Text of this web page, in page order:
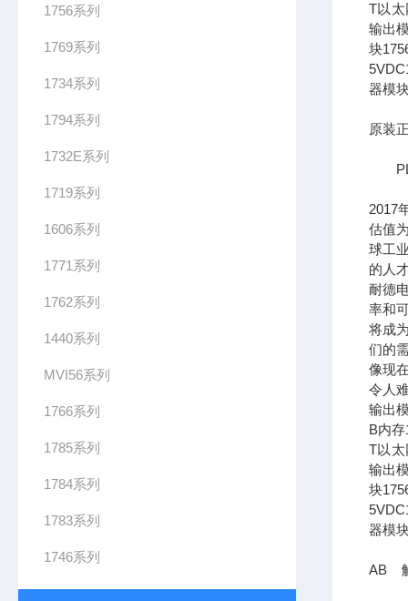
1756系列
1769系列
1734系列
1794系列
1732E系列
1719系列
1606系列
1771系列
1762系列
1440系列
MVI56系列
1766系列
1785系列
1784系列
1783系列
1746系列
T以太
输出
块
器模
原装
PLC
2017
估值
球工
的人
耐德
率和
将成
们的
像现
令人
输出
B内
T以太
输出
块
器模
AB